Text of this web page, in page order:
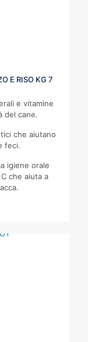
E RISO KG 7
e vitamine
del cane.
che aiutano
feci.
igiene orale
che aiuta a